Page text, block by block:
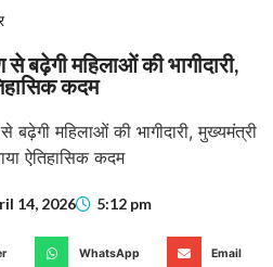
बढ़ेगी महिलाओं की भागीदारी,
कदम
14, 2026 5:12 pm
WhatsApp Email